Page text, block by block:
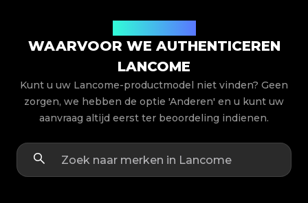
WAARVOOR WE AUTHENTICEREN
LANCOME
Kunt u uw Lancome-productmodel niet vinden? Geen
zorgen, we hebben de optie 'Anderen' en u kunt uw
aanvraag altijd eerst ter beoordeling indienen.